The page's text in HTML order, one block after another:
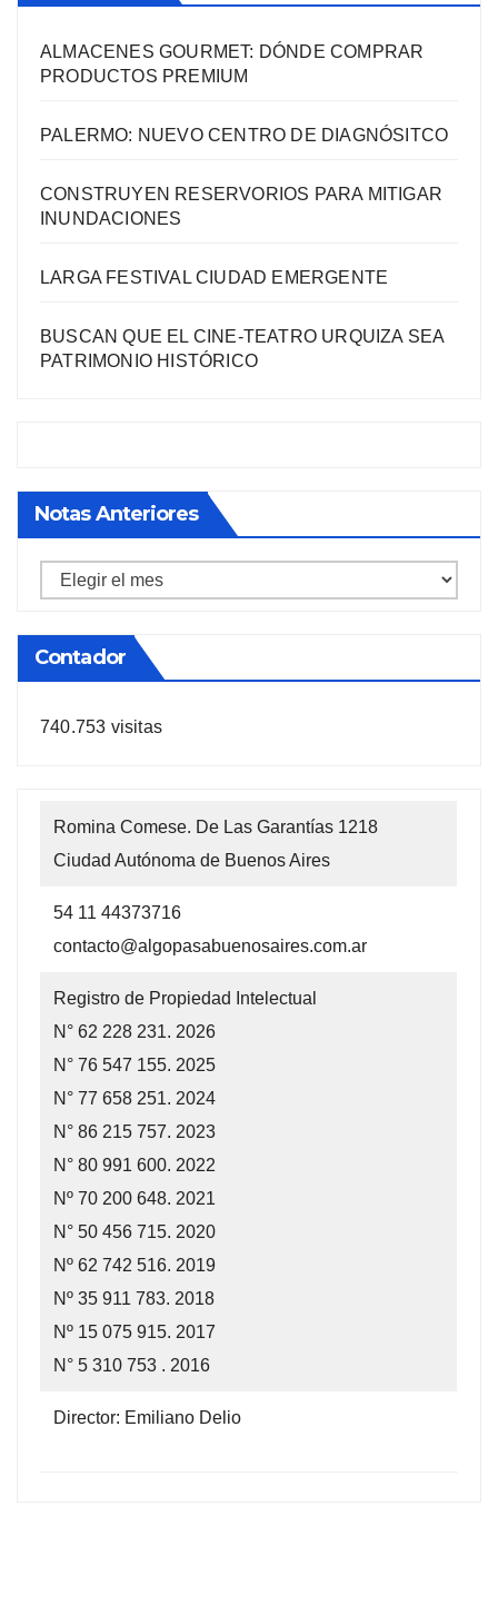
ALMACENES GOURMET: DÓNDE COMPRAR
PRODUCTOS PREMIUM
PALERMO: NUEVO CENTRO DE DIAGNÓSITCO
CONSTRUYEN RESERVORIOS PARA MITIGAR
INUNDACIONES
LARGA FESTIVAL CIUDAD EMERGENTE
BUSCAN QUE EL CINE-TEATRO URQUIZA SEA
PATRIMONIO HISTÓRICO
Notas Anteriores
Notas
Contador
740.753 visitas
Romina Comese. De Las Garantías 1218
Ciudad Autónoma de Buenos Aires
54 11 44373716
contacto@algopasabuenosaires.com.ar
Registro de Propiedad Intelectual
N° 62 228 231. 2026
N° 76 547 155. 2025
N° 77 658 251. 2024
N° 86 215 757. 2023
N° 80 991 600. 2022
Nº 70 200 648. 2021
N° 50 456 715. 2020
Nº 62 742 516. 2019
Nº 35 911 783. 2018
Nº 15 075 915. 2017
N° 5 310 753 . 2016
Director: Emiliano Delio